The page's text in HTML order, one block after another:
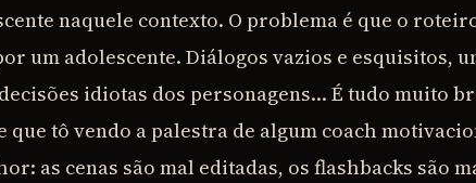
naquele contexto. O problema é que o
um adolescente. Diálogos vazios e esquisitos,
idiotas dos personagens… É tudo muito
tô vendo a palestra de algum coach
as cenas são mal editadas, os flashbacks são